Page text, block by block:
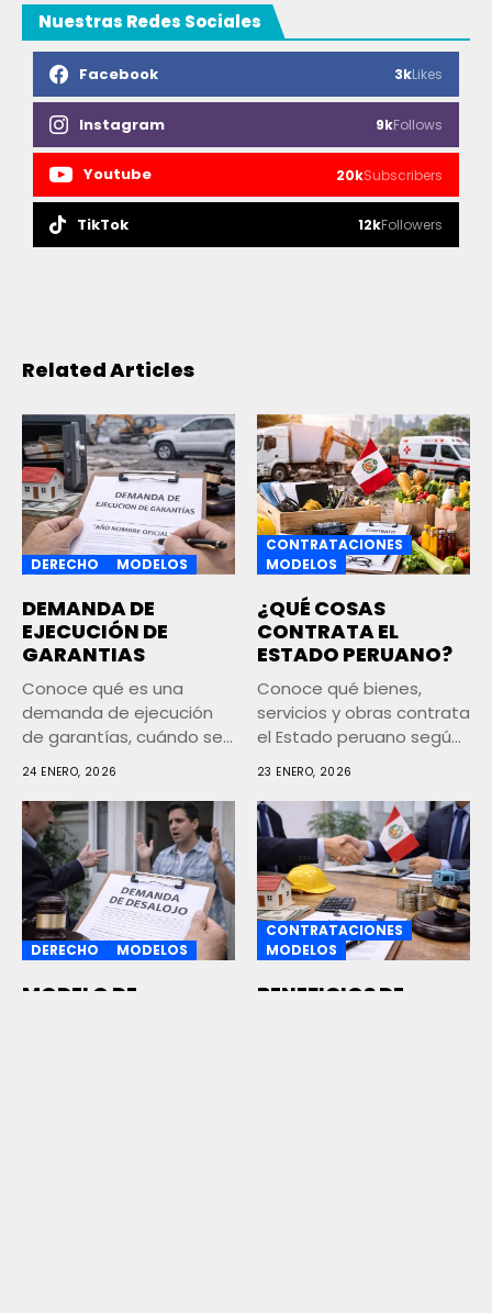
Nuestras Redes Sociales
Facebook 3kLikes
Instagram 9kFollows
Youtube 20kSubscribers
TikTok 12kFollowers
Related Articles
DERECHO MODELOS
DEMANDA DE
EJECUCIÓN DE
GARANTIAS
Conoce qué es una
demanda de ejecución
de garantías, cuándo se
24 ENERO, 2026
CONTRATACIONES
MODELOS
¿QUÉ COSAS
CONTRATA EL
ESTADO PERUANO?
Conoce qué bienes,
servicios y obras contrata
el Estado peruano según
23 ENERO, 2026
DERECHO MODELOS
MODELO DE
CONTRATACIONES
MODELOS
BENEFICIOS DE